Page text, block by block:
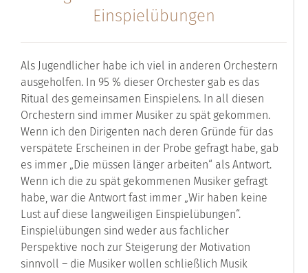
Einspielübungen
Als Jugendlicher habe ich viel in anderen Orchestern
ausgeholfen. In 95 % dieser Orchester gab es das
Ritual des gemeinsamen Einspielens. In all diesen
Orchestern sind immer Musiker zu spät gekommen.
Wenn ich den Dirigenten nach deren Gründe für das
verspätete Erscheinen in der Probe gefragt habe, gab
es immer „Die müssen länger arbeiten“ als Antwort.
Wenn ich die zu spät gekommenen Musiker gefragt
habe, war die Antwort fast immer „Wir haben keine
Lust auf diese langweiligen Einspielübungen“.
Einspielübungen sind weder aus fachlicher
Perspektive noch zur Steigerung der Motivation
sinnvoll – die Musiker wollen schließlich Musik